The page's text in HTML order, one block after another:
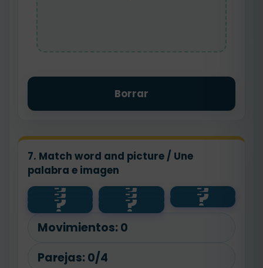
Borrar
7. Match word and picture / Une
palabra e imagen
?
park ?
hospital ?
? ? ?
shop
?
school ?
Movimientos: 0
Parejas: 0/4